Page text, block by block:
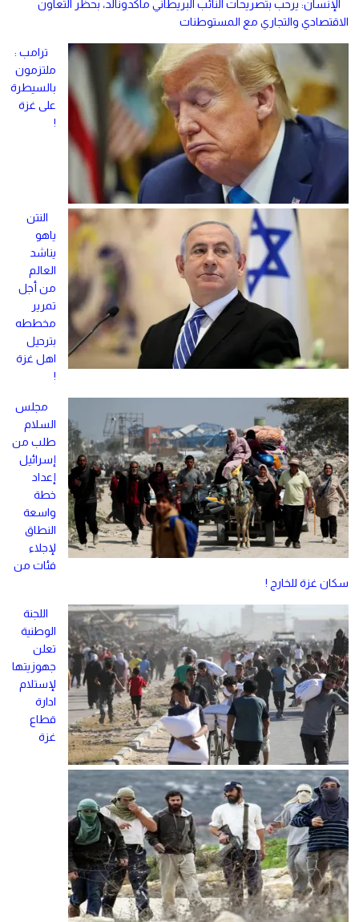
الإنسان: يرحب بتصريحات النائب البريطاني ماكدونالد، بحظر التعاون
الاقتصادي والتجاري مع المستوطنات
ترامب :
ملتزمون
بالسيطرة
على غزة
!
النتن
ياهو
يناشد
العالم
من أجل
تمرير
مخططه
بترحيل
اهل غزة
!
مجلس
السلام
طلب من
إسرائيل
إعداد
خطة
واسعة
النطاق
لإجلاء
فئات من
سكان غزة للخارج !
اللجنة
الوطنية
تعلن
جهوزيتها
لإستلام
ادارة
قطاع
غزة